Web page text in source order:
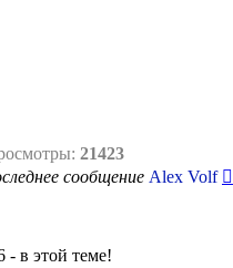
21423
сообщение Alex Volf
в этой теме!